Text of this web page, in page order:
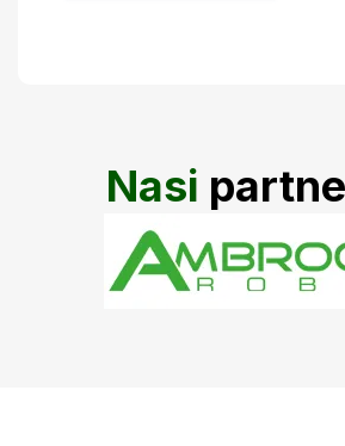
Nasi